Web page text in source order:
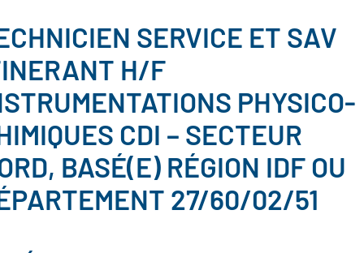
SERVICE ET SAV
H/F
PHYSICO-
CDI – SECTEUR
BASÉ(E) RÉGION IDF OU
27/60/02/51